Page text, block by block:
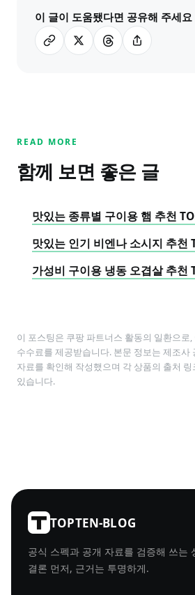
이 글이 도움됐다면 공유해 주세요
READ MORE
함께 보면 좋은 글
맛있는 종류별 구이용 햄 추천
맛있는 인기 비엔나 소시지 추천
가성비 구이용 냉동 오겹살 추천
이 포스팅은 쿠팡 파트너스 활동의 일환으로
수수료를 제공받습니다. 본문 정보는 제조사
자료를 확인해 작성했으며 각 상품의 출처
있습니다.
TOPTEN-BLOG
공식 스펙과 공개 자료를 검증해 쓰는
결론 먼저, 근거는 투명하게.